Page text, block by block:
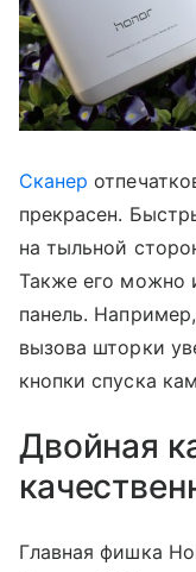
Сканер
прекрасен.
на тыльной
Также его можно
панель.
вызова шторки
кнопки спуска
Двойная
Главная фишка